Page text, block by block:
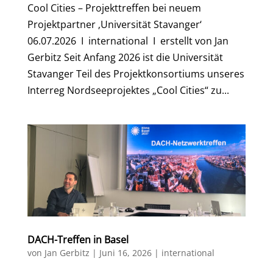
Cool Cities – Projekttreffen bei neuem
Projektpartner ‚Universität Stavanger‘
06.07.2026 I international I erstellt von Jan
Gerbitz Seit Anfang 2026 ist die Universität
Stavanger Teil des Projektkonsortiums unseres
Interreg Nordseeprojektes „Cool Cities“ zu...
DACH-Treffen in Basel
von Jan Gerbitz | Juni 16, 2026| international